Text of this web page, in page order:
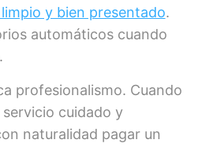
y bien presentado.
automáticos cuando
profesionalismo. Cuando
cuidado y
naturalidad pagar un